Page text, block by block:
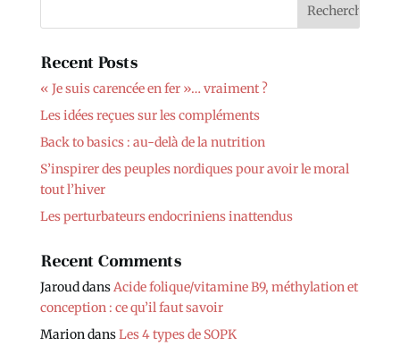
Recent Posts
« Je suis carencée en fer »… vraiment ?
Les idées reçues sur les compléments
Back to basics : au-delà de la nutrition
S’inspirer des peuples nordiques pour avoir le moral
tout l’hiver
Les perturbateurs endocriniens inattendus
Recent Comments
JarouddansAcide folique/vitamine B9, méthylation et
conception : ce qu’il faut savoir
MariondansLes 4 types de SOPK